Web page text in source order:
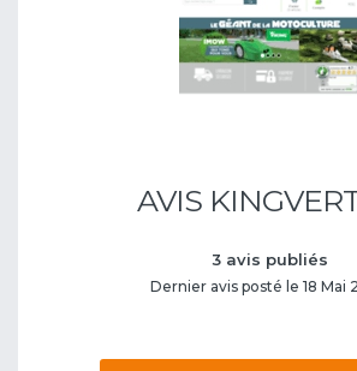
AVIS
3 avis publiés
Dernier avis posté le 18 Mai